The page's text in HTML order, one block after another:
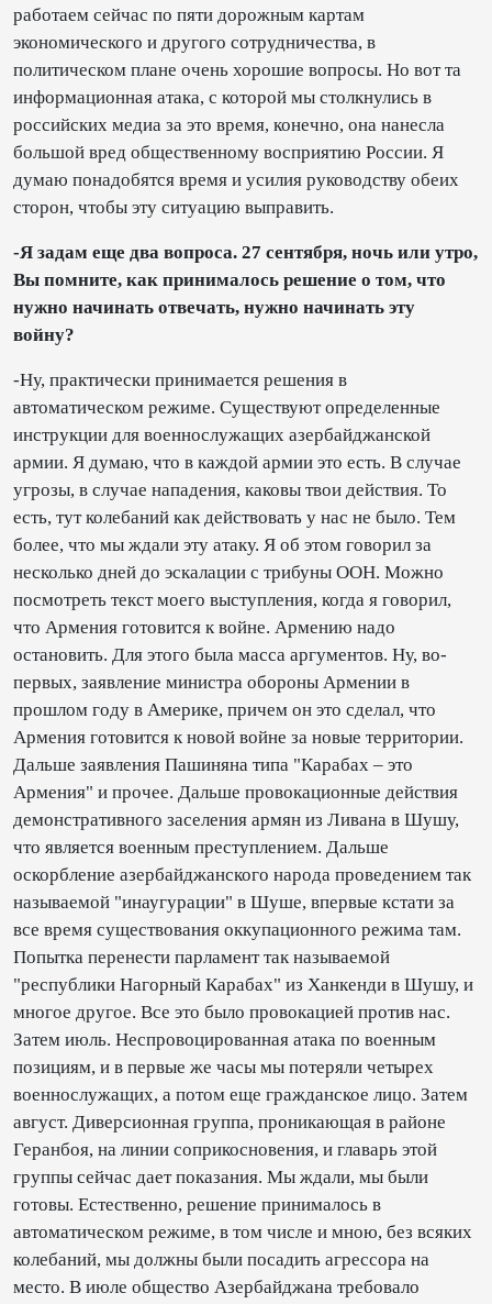
работаем сейчас по пяти дорожным картам
экономического и другого сотрудничества, в
политическом плане очень хорошие вопросы. Но вот та
информационная атака, с которой мы столкнулись в
российских медиа за это время, конечно, она нанесла
большой вред общественному восприятию России. Я
думаю понадобятся время и усилия руководству обеих
сторон, чтобы эту ситуацию выправить.
-Я задам еще два вопроса. 27 сентября, ночь или утро,
Вы помните, как принималось решение о том, что
нужно начинать отвечать, нужно начинать эту
войну?
-Ну, практически принимается решения в
автоматическом режиме. Существуют определенные
инструкции для военнослужащих азербайджанской
армии. Я думаю, что в каждой армии это есть. В случае
угрозы, в случае нападения, каковы твои действия. То
есть, тут колебаний как действовать у нас не было. Тем
более, что мы ждали эту атаку. Я об этом говорил за
несколько дней до эскалации с трибуны ООН. Можно
посмотреть текст моего выступления, когда я говорил,
что Армения готовится к войне. Армению надо
остановить. Для этого была масса аргументов. Ну, во-
первых, заявление министра обороны Армении в
прошлом году в Америке, причем он это сделал, что
Армения готовится к новой войне за новые территории.
Дальше заявления Пашиняна типа "Карабах – это
Армения" и прочее. Дальше провокационные действия
демонстративного заселения армян из Ливана в Шушу,
что является военным преступлением. Дальше
оскорбление азербайджанского народа проведением так
называемой "инаугурации" в Шуше, впервые кстати за
все время существования оккупационного режима там.
Попытка перенести парламент так называемой
"республики Нагорный Карабах" из Ханкенди в Шушу, и
многое другое. Все это было провокацией против нас.
Затем июль. Неспровоцированная атака по военным
позициям, и в первые же часы мы потеряли четырех
военнослужащих, а потом еще гражданское лицо. Затем
август. Диверсионная группа, проникающая в районе
Геранбоя, на линии соприкосновения, и главарь этой
группы сейчас дает показания. Мы ждали, мы были
готовы. Естественно, решение принималось в
автоматическом режиме, в том числе и мною, без всяких
колебаний, мы должны были посадить агрессора на
место. В июле общество Азербайджана требовало